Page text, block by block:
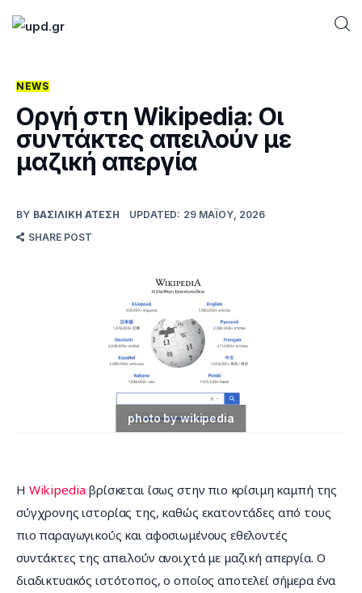
Home
News
Futuring
Επικοινωνία
NEWS
Οργή στη Wikipedia: Οι
συντάκτες απειλούν με
μαζική απεργία
BY ΒΑΣΙΛΙΚΉ ΑΤΈΣΗ UPDATED: 29 ΜΑΪ́ΟΥ, 2026
SHARE POST
Η Wikipedia βρίσκεται ίσως στην πιο κρίσιμη καμπή της
σύγχρονης ιστορίας της, καθώς εκατοντάδες από τους
πιο παραγωγικούς και αφοσιωμένους εθελοντές
συντάκτες της απειλούν ανοιχτά με μαζική απεργία. Ο
διαδικτυακός ιστότοπος, ο οποίος αποτελεί σήμερα ένα